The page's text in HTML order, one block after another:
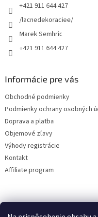
+421 911 644 427
/lacnedekoraciee/
Marek Semhric
+421 911 644 427
Informácie pre vás
Obchodné podmienky
Podmienky ochrany osobných
Doprava a platba
Objemové zľavy
Výhody registrácie
Kontakt
Affiliate program